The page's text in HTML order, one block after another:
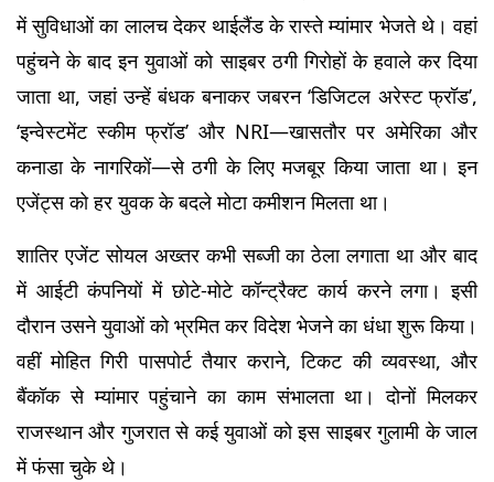
में सुविधाओं का लालच देकर थाईलैंड के रास्ते म्यांमार भेजते थे। वहां
पहुंचने के बाद इन युवाओं को साइबर ठगी गिरोहों के हवाले कर दिया
जाता था, जहां उन्हें बंधक बनाकर जबरन ‘डिजिटल अरेस्ट फ्रॉड’,
‘इन्वेस्टमेंट स्कीम फ्रॉड’ और NRI—खासतौर पर अमेरिका और
कनाडा के नागरिकों—से ठगी के लिए मजबूर किया जाता था। इन
एजेंट्स को हर युवक के बदले मोटा कमीशन मिलता था।
शातिर एजेंट सोयल अख्तर कभी सब्जी का ठेला लगाता था और बाद
में आईटी कंपनियों में छोटे-मोटे कॉन्ट्रैक्ट कार्य करने लगा। इसी
दौरान उसने युवाओं को भ्रमित कर विदेश भेजने का धंधा शुरू किया।
वहीं मोहित गिरी पासपोर्ट तैयार कराने, टिकट की व्यवस्था, और
बैंकॉक से म्यांमार पहुंचाने का काम संभालता था। दोनों मिलकर
राजस्थान और गुजरात से कई युवाओं को इस साइबर गुलामी के जाल
में फंसा चुके थे।